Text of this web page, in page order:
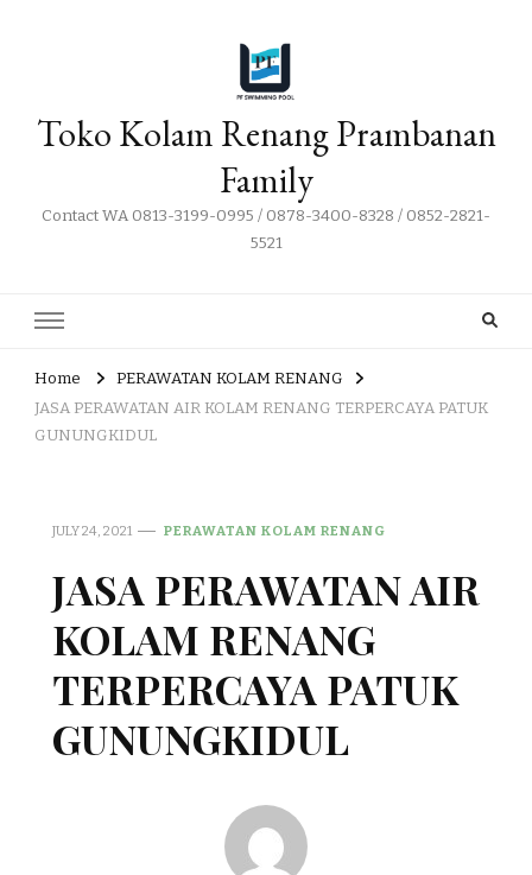
Toko Kolam Renang Prambanan
Family
Contact WA 0813-3199-0995 / 0878-3400-8328 / 0852-2821-
5521
Home
PERAWATAN KOLAM RENANG
JASA PERAWATAN AIR KOLAM RENANG TERPERCAYA PATUK
GUNUNGKIDUL
JULY 24, 2021 PERAWATAN KOLAM RENANG
JASA PERAWATAN AIR
KOLAM RENANG
TERPERCAYA PATUK
GUNUNGKIDUL